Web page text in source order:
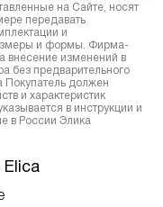
на Сайте, носят
передавать
и
и формы. Фирма-
внесение изменений в
без предварительного
должен
и характеристик
в инструкции и
в России Элика